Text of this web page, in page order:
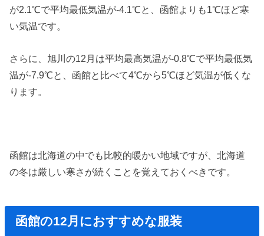
が2.1℃で平均最低気温が-4.1℃と、函館よりも1℃ほど寒
い気温です。
さらに、旭川の12月は平均最高気温が-0.8℃で平均最低気
温が-7.9℃と、函館と比べて4℃から5℃ほど気温が低くな
ります。
函館は北海道の中でも比較的暖かい地域ですが、北海道
の冬は厳しい寒さが続くことを覚えておくべきです。
函館の12月におすすめな服装